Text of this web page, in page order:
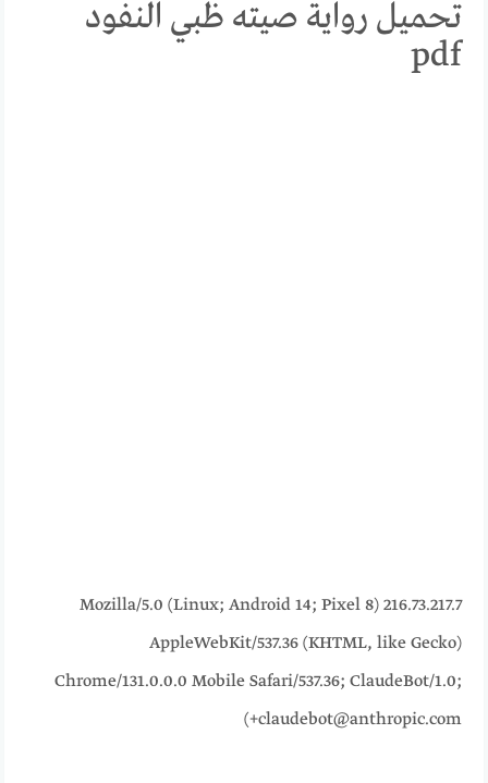
تحميل رواية صيته ظبي النفود
pdf
216.73.217.7 Mozilla/5.0 (Linux; Android 14; Pixel 8)
AppleWebKit/537.36 (KHTML, like Gecko)
Chrome/131.0.0.0 Mobile Safari/537.36; ClaudeBot/1.0;
+claudebot@anthropic.com)